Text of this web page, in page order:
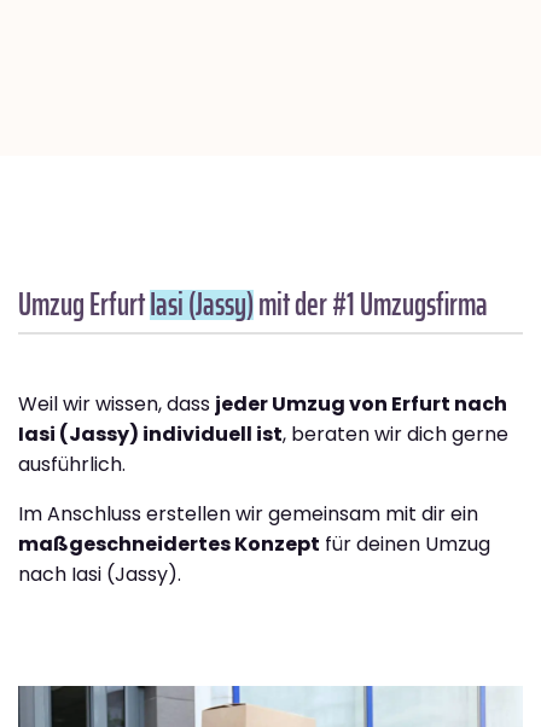
Umzug ErfurtIasi (Jassy)mit der #1 Umzugsfirma
Weil wir wissen, dass jeder Umzug von Erfurt nach
Iasi (Jassy) individuell ist, beraten wir dich gerne
ausführlich.
Im Anschluss erstellen wir gemeinsam mit dir ein
maßgeschneidertes Konzept für deinen Umzug
nach Iasi (Jassy).